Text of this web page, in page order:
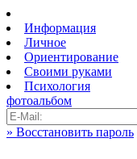
Информация
Личное
Ориентирование
Своими руками
Психология
фотоальбом
» Восстановить пароль